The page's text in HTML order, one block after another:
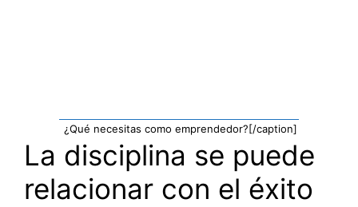
¿Qué necesitas como emprendedor?[/caption]
La disciplina se puede
relacionar con el éxito